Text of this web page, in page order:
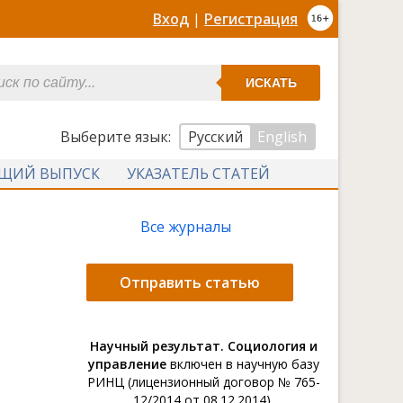
Вход | Регистрация
ИСКАТЬ
Выберите язык: Русский
English
ВЫПУСК
УКАЗАТЕЛЬ СТАТЕЙ
Все журналы
Отправить статью
Научный результат. Социология и
управлениевключен в научную базу
РИНЦ (лицензионный договор № 765-